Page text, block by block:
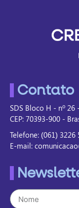
Contato
SDS Bloco H - nº
CEP: 70393-900 -
Telefone: (061) 3226
E-mail: